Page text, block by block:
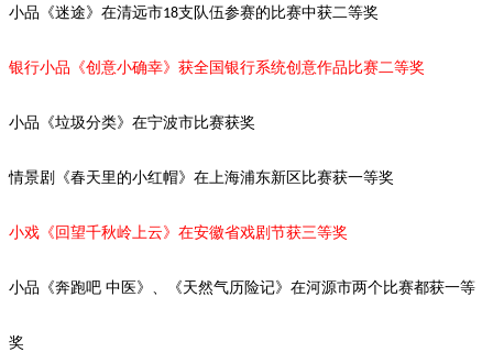
小品《迷途》在清远市18支队伍参赛的比赛中获二等奖
银行小品《创意小确幸》获全国银行系统创意作品比赛二等奖
小品《垃圾分类》在宁波市比赛获奖
情景剧《春天里的小红帽》在上海浦东新区比赛获一等奖
小戏《回望千秋岭上云》在安徽省戏剧节获三等奖
小品《奔跑吧 中医》、《天然气历险记》在河源市两个比赛都获一等
奖